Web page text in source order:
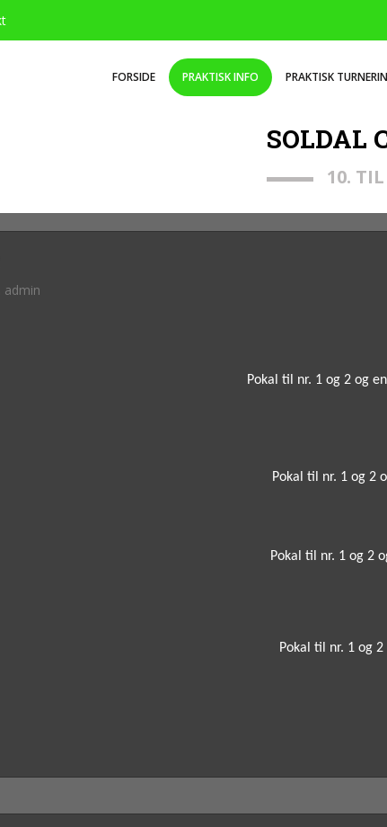
FORSIDE PRAKTISK INFO PRAKTISK
SOLDAL
10.
admin
Pokal til nr. 1 og 2 og e
Pokal til nr. 1 og 2
Pokal til nr. 1 og 2
Pokal til nr. 1 og 2